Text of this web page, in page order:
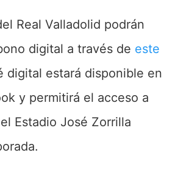
Real Valladolid podrán
digital a través de este
digital estará disponible en
y permitirá el acceso a
Estadio José Zorrilla